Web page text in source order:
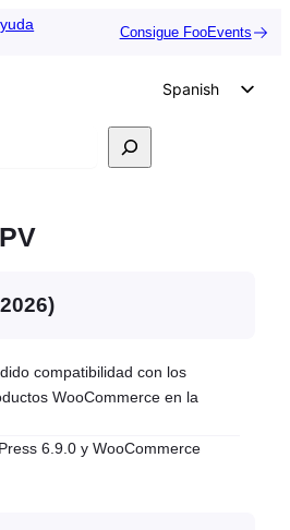
Consigue FooEvents
Spanish
Czech
compatibilidad con los
WooCommerce en la
6.9.0 y WooCommerce